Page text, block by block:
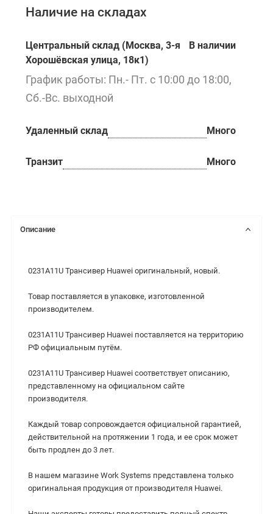
Наличие на складах
Центральный склад (Москва, 3-я
Хорошёвская улица, 18к1)
В наличии
График работы: Пн.- Пт. с 10:00 до 18:00,
Сб.-Вс. выходной
Удаленный склад Много
Транзит Много
Описание
0231A11U Трансивер Huawei оригинальный, новый.
Товар поставляется в упаковке, изготовленной
производителем.
0231A11U Трансивер Huawei поставляется на территорию
РФ официальным путём.
0231A11U Трансивер Huawei соответствует описанию,
представленному на официальном сайте
производителя.
Каждый товар сопровождается официальной гарантией,
действительной на протяжении 1 года, и ее срок может
быть продлен до 3 лет.
В нашем магазине Work Systems представлена только
оригинальная продукция от производителя Huawei.